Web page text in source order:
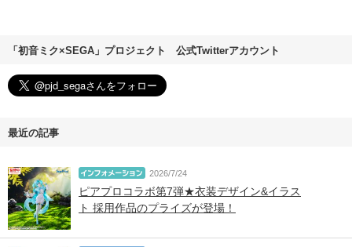
「初音ミク×SEGA」プロジェクト 公式Twitterアカウント
最近の記事
2026/7/24
ピアプロコラボ第7弾★衣装デザイン&イラス
ト 採用作品のプライズが登場！